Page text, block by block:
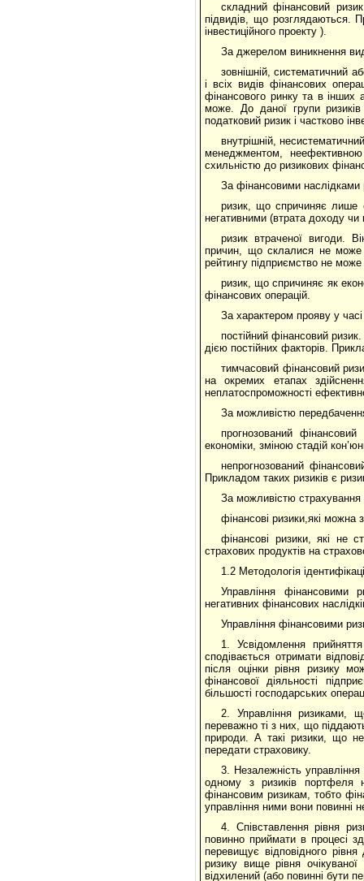
складний фінансовий
підвидів, що розглядаються.
інвестиційного проекту ).
За джерелом виникнення
зовнішній, систематичний
і всіх видів фінансових
фінансового ринку та в інших
може. До даної групи
податковий ризик і частково
внутрішній,
менеджментом, неефективною
схильністю до ризикових
За фінансовими наслідками
ризик, що спричиняє лише
негативними (втрата доходу чи
ризик втраченої вигоди.
причин, що склалися не може
рейтингу підприємство не
ризик, що спричиняє як
фінансових операцій.
За характером прояву у
постійний фінансовий
дією постійних факторів.
тимчасовий фінансовий
на окремих етапах
неплатоспроможності
За можливістю
прогнозований
економіки, зміною стадій
непрогнозований
Прикладом таких ризиків є
За можливістю страхування
фінансові ризики,які можна
фінансові ризики, які не
страхових продуктів на
1.2 Методологія
Управління фінансовими
негативних фінансових
Управління фінансовими
1. Усвідомлення
сподівається отримати
після оцінки рівня ризику
фінансової діяльності
більшості господарських
2. Управління ризиками,
переважно ті з них, що
природи. А такі ризики, що
передати страховику.
3. Незалежність
одному з ризиків портфеля
фінансовим ризикам, тобто
управління ними вони повинні
4. Співставлення рівня
повинно приймати в процесі
перевищує відповідного
ризику вище рівня
відхилений (або повинні бути